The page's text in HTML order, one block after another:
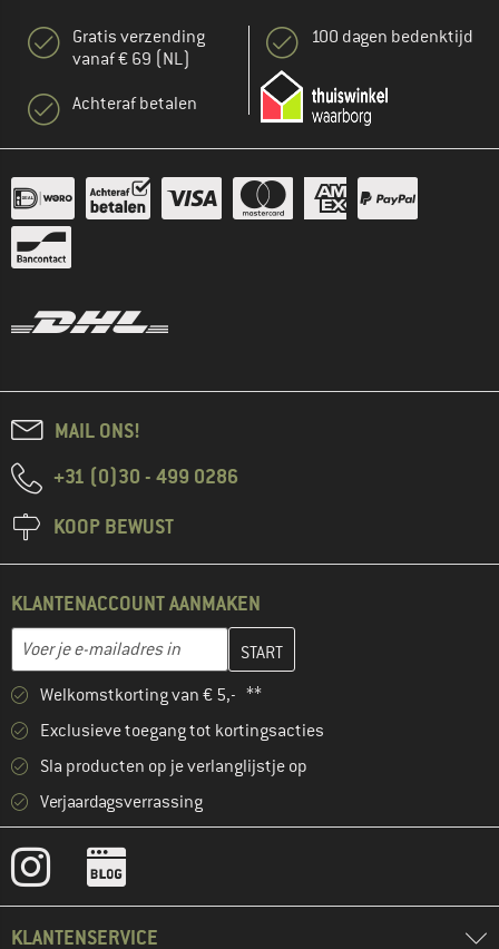
Gratis verzending
vanaf € 69 (NL)
Achteraf betalen
100 dagen bedenktijd
MAIL ONS!
+31 (0)30 - 499 0286
KOOP BEWUST
KLANTENACCOUNT AANMAKEN
E-mailadres
Vul je e-mailadres hier in en maak in de volgende stap je
Welkomstkorting van € 5,- **
Exclusieve toegang tot kortingsacties
Sla producten op je verlanglijstje op
Verjaardagsverrassing
KLANTENSERVICE